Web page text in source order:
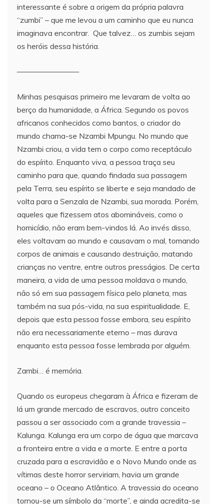
interessante é sobre a origem da própria palavra
“zumbi” – que me levou a um caminho que eu nunca
imaginava encontrar. Que talvez… os zumbis sejam
os heróis dessa história.
————————
Minhas pesquisas primeiro me levaram de volta ao
berço da humanidade, a África. Segundo os povos
africanos conhecidos como bantos, o criador do
mundo chama-se Nzambi Mpungu. No mundo que
Nzambi criou, a vida tem o corpo como receptáculo
do espírito. Enquanto viva, a pessoa traça seu
caminho para que, quando findada sua passagem
pela Terra, seu espírito se liberte e seja mandado de
volta para a Senzala de Nzambi, sua morada. Porém,
aqueles que fizessem atos abomináveis, como o
homicídio, não eram bem-vindos lá. Ao invés disso,
eles voltavam ao mundo e causavam o mal, tomando
corpos de animais e causando destruição, matando
crianças no ventre, entre outros presságios. De certa
maneira, a vida de uma pessoa moldava o mundo,
não só em sua passagem física pelo planeta, mas
também na sua pós-vida, na sua espiritualidade. E,
depois que esta pessoa fosse embora, seu espírito
não era necessariamente eterno – mas durava
enquanto esta pessoa fosse lembrada por alguém.
Zambi… é memória.
Quando os europeus chegaram à África e fizeram de
lá um grande mercado de escravos, outro conceito
passou a ser associado com a grande travessia –
Kalunga. Kalunga era um corpo de água que marcava
a fronteira entre a vida e a morte. E entre a porta
cruzada para a escravidão e o Novo Mundo onde as
vítimas deste horror serviriam, havia um grande
oceano – o Oceano Atlântico. A travessia do oceano
tornou-se um símbolo da “morte”, e ainda acredita-se